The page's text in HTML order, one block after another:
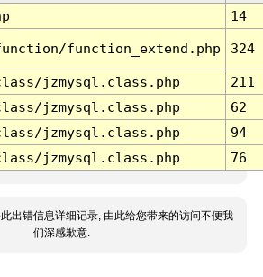
14
function_extend.php 324
jzmysql.class.php
211
jzmysql.class.php
62
jzmysql.class.php
94
jzmysql.class.php 76
出错信息详细记录, 由此给您带来的访问不便我
们深感歉意.